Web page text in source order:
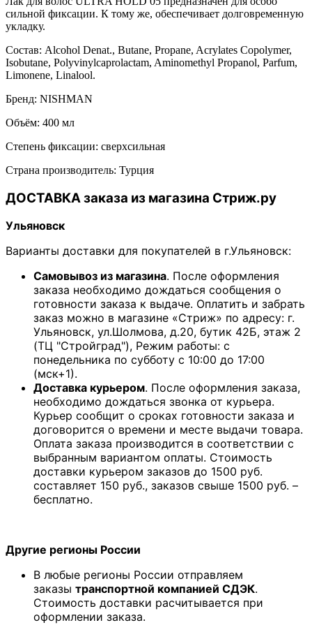
сильной фиксации. К тому же, обеспечивает долговременную
укладку.
Состав: Alcohol Denat., Butane, Propane, Acrylates Copolymer,
Isobutane, Polyvinylcaprolactam, Aminomethyl Propanol, Parfum,
Limonene, Linalool.
Бренд: NISHMAN
Объём: 400 мл
Степень фиксации: сверхсильная
Страна производитель: Турция
ДОСТАВКА заказа из магазина Стриж.ру
Ульяновск
Варианты доставки для покупателей в г.Ульяновск:
Самовывоз из магазина. После оформления
заказа необходимо дождаться сообщения о
готовности заказа к выдаче. Оплатить и забрать
заказ можно в магазине «Стриж» по адресу: г.
Ульяновск, ул.Шолмова, д.20, бутик 42Б, этаж 2
(ТЦ "Стройград"), Режим работы: с
понедельника по субботу с 10:00 до 17:00
(мск+1).
Доставка курьером. После оформления заказа,
необходимо дождаться звонка от курьера.
Курьер сообщит о сроках готовности заказа и
договорится о времени и месте выдачи товара.
Оплата заказа производится в соответствии с
выбранным вариантом оплаты. Стоимость
доставки курьером заказов до 1500 руб.
составляет 150 руб., заказов свыше 1500 руб. –
бесплатно.
Другие регионы России
В любые регионы России отправляем
заказы транспортной компанией СДЭК.
Стоимость доставки расчитывается при
оформлении заказа.